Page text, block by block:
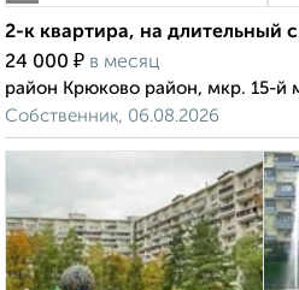
2-к квартира, на длительный
24 000 ₽ в месяц
район Крюково район, мкр. 15-й
Собственник, 06.08.2026